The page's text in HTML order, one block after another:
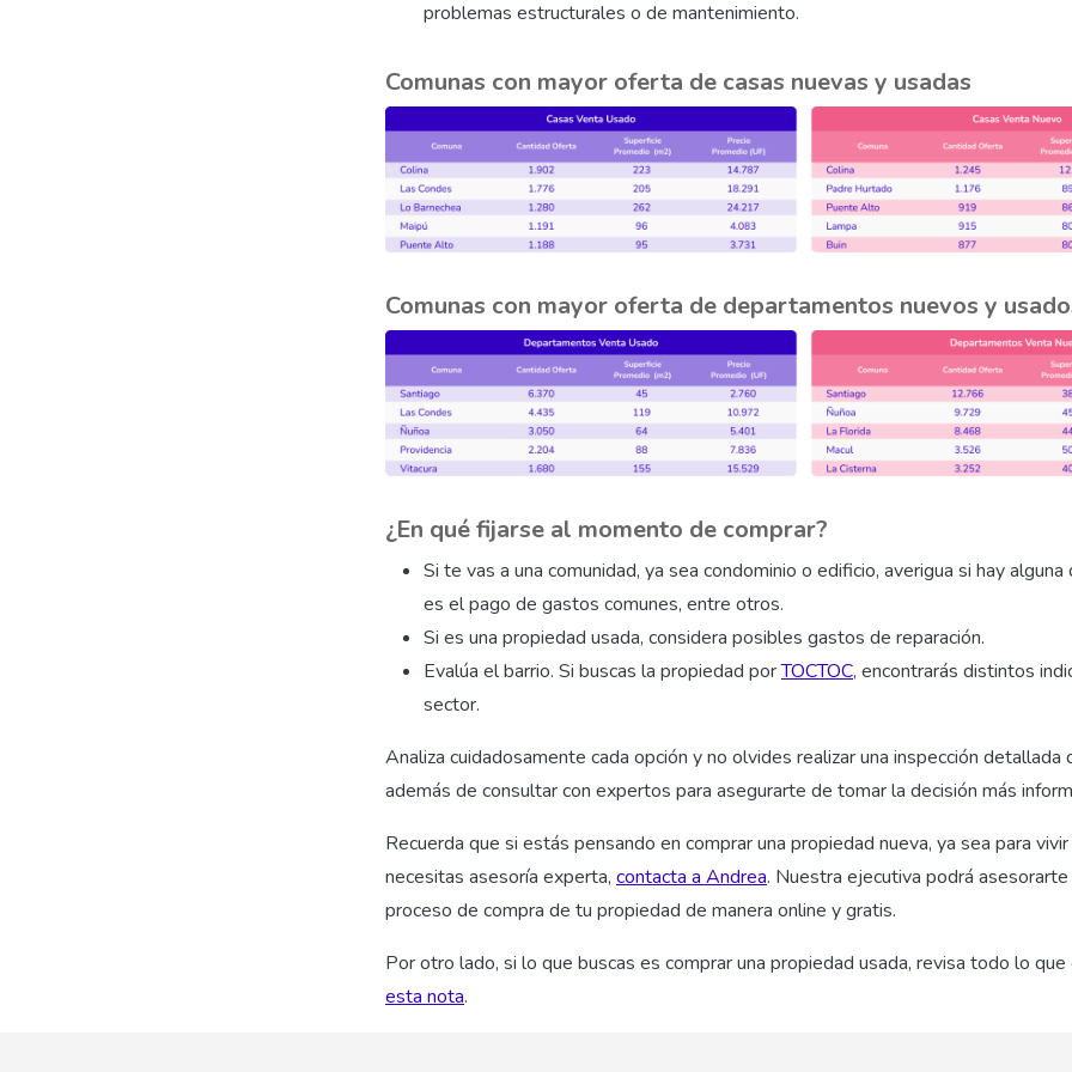
problemas estructurales o de mantenimiento.
Comunas con mayor oferta de casas nuevas y usadas
Comunas con mayor oferta de departamentos nuevos y
¿En qué fijarse al momento de comprar?
Si te vas a una comunidad, ya sea condominio o edificio, averigua si hay
es el pago de gastos comunes, entre otros.
Si es una propiedad usada, considera posibles gastos de reparación.
Evalúa el barrio. Si buscas la propiedad porTOCTOC, encontrarás distintos
sector.
Analiza cuidadosamente cada opción y no olvides realizar una inspección detallada
además de consultar con expertos para asegurarte de tomar la decisión más
Recuerda que si estás pensando en comprar una propiedad nueva, ya sea para
necesitas asesoría experta, contacta a Andrea. Nuestra ejecutiva podrá
proceso de compra de tu propiedad de manera online y gratis.
Por otro lado, si lo que buscas es comprar una propiedad usada, revisa todo lo
esta nota.